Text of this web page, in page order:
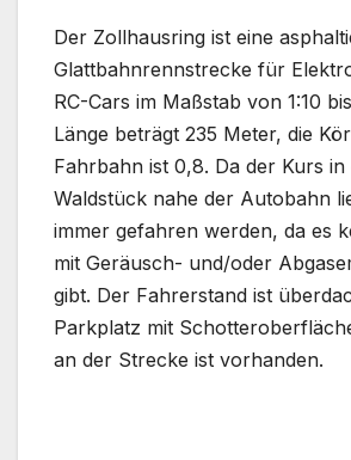
Der Zollhausring ist eine
Glattbahnrennstrecke für
RC-Cars im Maßstab von 1:10
Länge beträgt 235 Meter, die
Fahrbahn ist 0,8. Da der Kurs in
Waldstück nahe der Autobahn
immer gefahren werden, da es
mit Geräusch- und/oder
gibt. Der Fahrerstand ist
Parkplatz mit
an der Strecke ist vorhanden.